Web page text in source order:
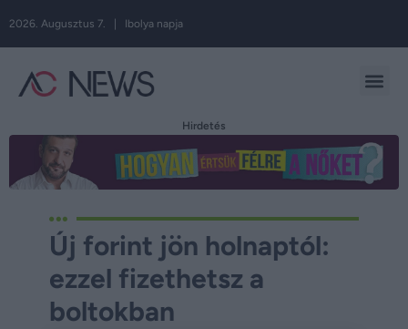
2026. Augusztus 7. | Ibolya napja
Hirdetés
Új forint jön holnaptól:
ezzel fizethetsz a
boltokban